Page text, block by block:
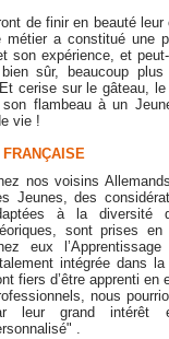
de finir en beauté
a constitué une
son expérience, et
sûr, beaucoup
cerise sur le gâteau, le
flambeau à un
vie !
nos voisins
Jeunes, des
à la diversité
sont prises
eux
intégrée dans
fiers d’être apprenti en
nous
leur grand intérêt
.